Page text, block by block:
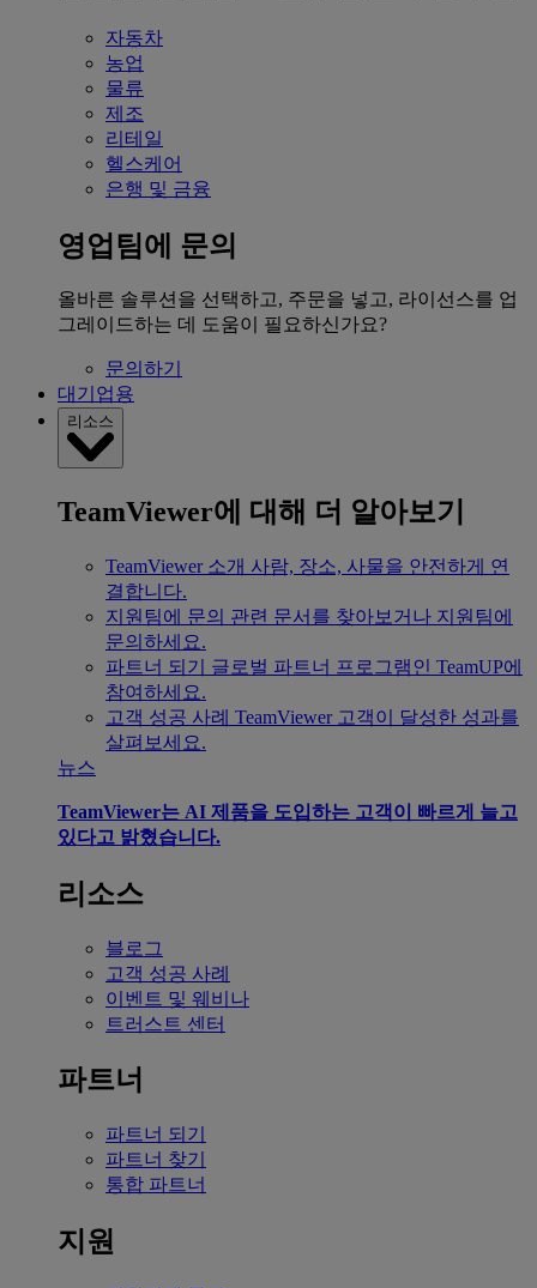
자동차
농업
물류
제조
리테일
헬스케어
은행 및 금융
영업팀에 문의
올바른 솔루션을 선택하고, 주문을 넣고, 라이선스를 업
그레이드하는 데 도움이 필요하신가요?
문의하기
대기업용
리소스
TeamViewer에 대해 더 알아보기
TeamViewer 소개 사람, 장소, 사물을 안전하게 연
결합니다.
지원팀에 문의 관련 문서를 찾아보거나 지원팀에
문의하세요.
파트너 되기
글로벌 파트너 프로그램인 TeamUP에
참여하세요.
고객 성공 사례 TeamViewer 고객이 달성한 성과를
살펴보세요.
뉴스
TeamViewer는 AI 제품을 도입하는 고객이 빠르게 늘고
있다고 밝혔습니다.
리소스
블로그
고객 성공 사례
이벤트 및 웨비나
트러스트 센터
파트너
파트너 되기
파트너 찾기
통합 파트너
지원